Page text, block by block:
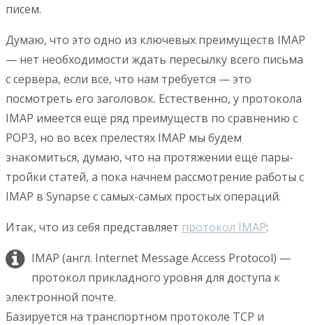
писем.
Думаю, что это одно из ключевых преимуществ IMAP
— нет необходимости ждать пересылку всего письма
с сервера, если все, что нам требуется — это
посмотреть его заголовок. Естественно, у протокола
IMAP имеется ещё ряд преимуществ по сравнению с
POP3, но во всех прелестях IMAP мы будем
знакомиться, думаю, что на протяжении ещё пары-
тройки статей, а пока начнем рассмотрение работы с
IMAP в Synapse с самых-самых простых операций.
Итак, что из себя представляет протокол IMAP:
IMAP (англ. Internet Message Access Protocol) —
протокол прикладного уровня для доступа к
электронной почте.
Базируется на транспортном протоколе TCP и